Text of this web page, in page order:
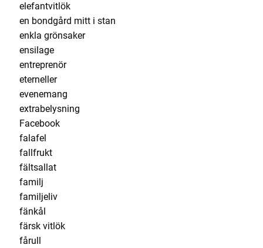
elefantvitlök
en bondgård mitt i stan
enkla grönsaker
ensilage
entreprenör
eterneller
evenemang
extrabelysning
Facebook
falafel
fallfrukt
fältsallat
familj
familjeliv
fänkål
färsk vitlök
fårull